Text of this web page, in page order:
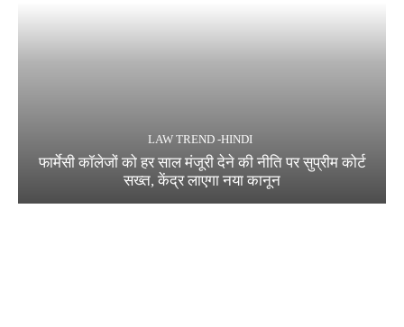
LAW TREND -HINDI
फार्मेसी कॉलेजों को हर साल मंजूरी देने की नीति पर सुप्रीम कोर्ट
सख्त, केंद्र लाएगा नया कानून